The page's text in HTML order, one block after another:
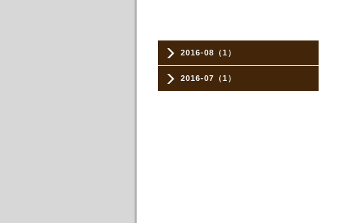
2016-08（1）
2016-07（1）